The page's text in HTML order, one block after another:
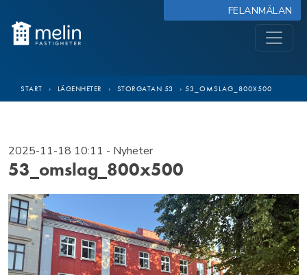
FELANMÄLAN
START › LÄGENHETER › STORGATAN 53 › 53_OMSLAG_800X500
2025-11-18 10:11 - Nyheter
53_omslag_800x500